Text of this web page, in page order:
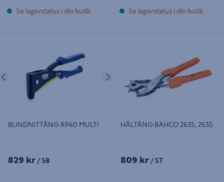
Se lagerstatus i din butik Se lagerstatus i din butik
Föregående
BLINDNITTÅNG RP40 MULTI
829 kr / SB
HÅLTÅNG BAHCO 2635, 2635
809 kr / ST